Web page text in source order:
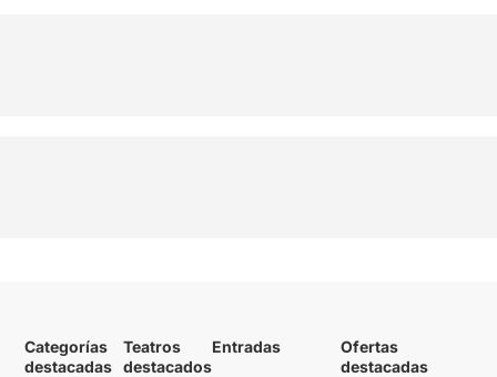
Categorías
destacadas
Teatros
destacados
Entradas
Ofertas
destacadas